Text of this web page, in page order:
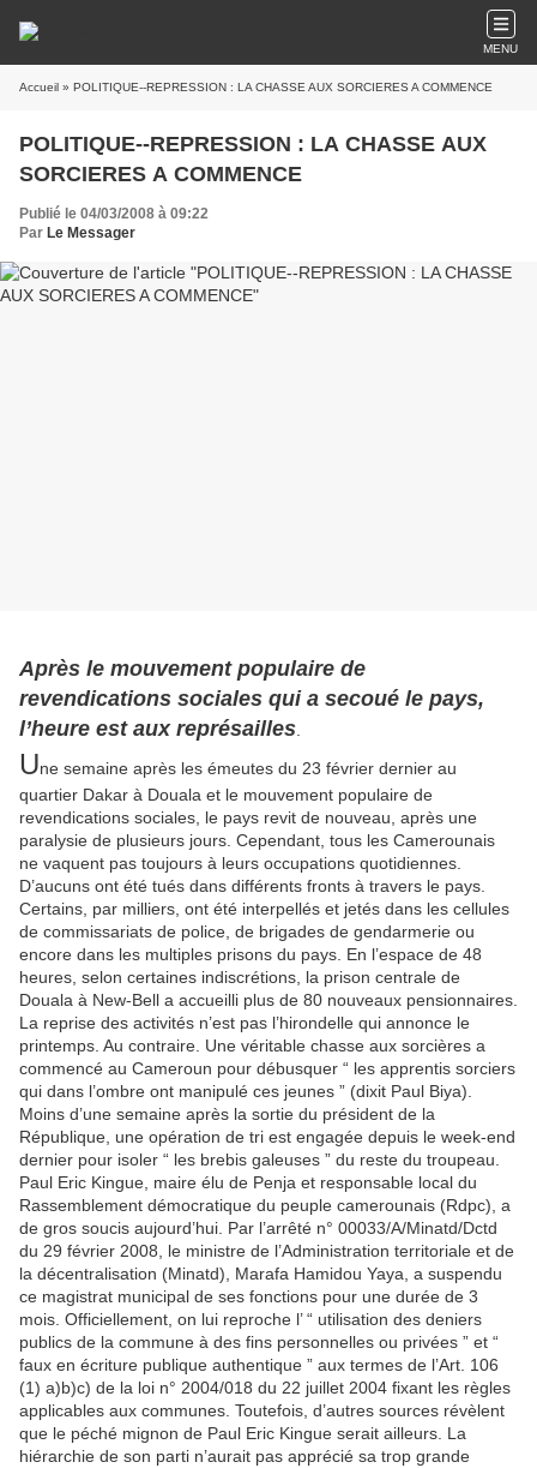
MENU
Accueil » POLITIQUE--REPRESSION : LA CHASSE AUX SORCIERES A COMMENCE
POLITIQUE--REPRESSION : LA CHASSE AUX
SORCIERES A COMMENCE
Publié le 04/03/2008 à 09:22
Par Le Messager
Après le mouvement populaire de
revendications sociales qui a secoué le pays,
l’heure est aux représailles
Une semaine après les émeutes du 23 février dernier au
quartier Dakar à Douala et le mouvement populaire de
revendications sociales, le pays revit de nouveau, après une
paralysie de plusieurs jours. Cependant, tous les Camerounais
ne vaquent pas toujours à leurs occupations quotidiennes.
D’aucuns ont été tués dans différents fronts à travers le pays.
Certains, par milliers, ont été interpellés et jetés dans les cellules
de commissariats de police, de brigades de gendarmerie ou
encore dans les multiples prisons du pays. En l’espace de 48
heures, selon certaines indiscrétions, la prison centrale de
Douala à New-Bell a accueilli plus de 80 nouveaux pensionnaires.
La reprise des activités n’est pas l’hirondelle qui annonce le
printemps. Au contraire. Une véritable chasse aux sorcières a
commencé au Cameroun pour débusquer “ les apprentis sorciers
qui dans l’ombre ont manipulé ces jeunes ” (dixit Paul Biya).
Moins d’une semaine après la sortie du président de la
République, une opération de tri est engagée depuis le week-end
dernier pour isoler “ les brebis galeuses ” du reste du troupeau.
Paul Eric Kingue, maire élu de Penja et responsable local du
Rassemblement démocratique du peuple camerounais (Rdpc), a
de gros soucis aujourd’hui. Par l’arrêté n° 00033/A/Minatd/Dctd
du 29 février 2008, le ministre de l’Administration territoriale et de
la décentralisation (Minatd), Marafa Hamidou Yaya, a suspendu
ce magistrat municipal de ses fonctions pour une durée de 3
mois. Officiellement, on lui reproche l’ “ utilisation des deniers
publics de la commune à des fins personnelles ou privées ” et “
faux en écriture publique authentique ” aux termes de l’Art. 106
(1) a)b)c) de la loi n° 2004/018 du 22 juillet 2004 fixant les règles
applicables aux communes. Toutefois, d’autres sources révèlent
que le péché mignon de Paul Eric Kingue serait ailleurs. La
hiérarchie de son parti n’aurait pas apprécié sa trop grande